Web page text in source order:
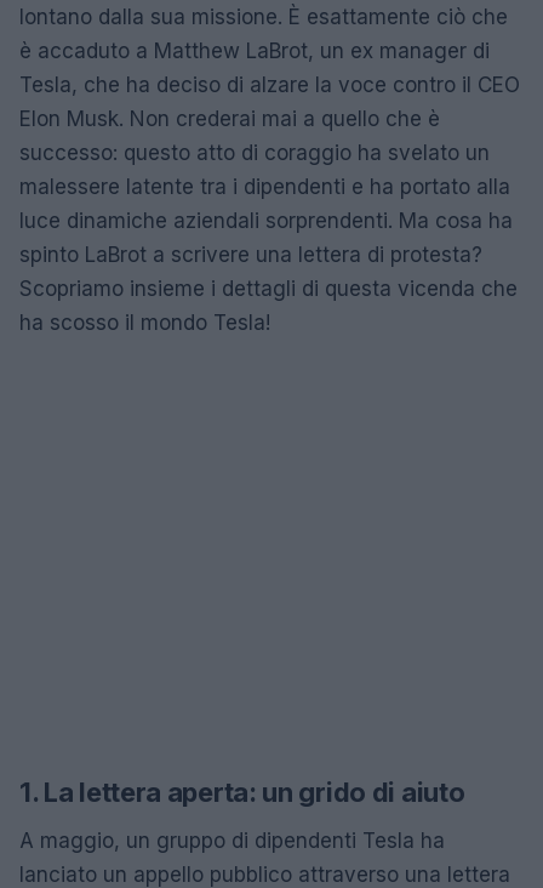
lontano dalla sua missione. È esattamente ciò che
è accaduto a Matthew LaBrot, un ex manager di
Tesla, che ha deciso di alzare la voce contro il CEO
Elon Musk. Non crederai mai a quello che è
successo: questo atto di coraggio ha svelato un
malessere latente tra i dipendenti e ha portato alla
luce dinamiche aziendali sorprendenti. Ma cosa ha
spinto LaBrot a scrivere una lettera di protesta?
Scopriamo insieme i dettagli di questa vicenda che
ha scosso il mondo Tesla!
1. La lettera aperta: un grido di aiuto
A maggio, un gruppo di dipendenti Tesla ha
lanciato un appello pubblico attraverso una lettera